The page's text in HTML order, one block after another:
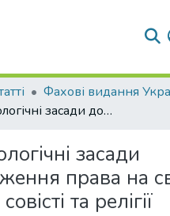
& Collections
Фахові видання
Методологічні засади дослідження права на свободу думки, совісті та релігії
засади
права на
та релігії